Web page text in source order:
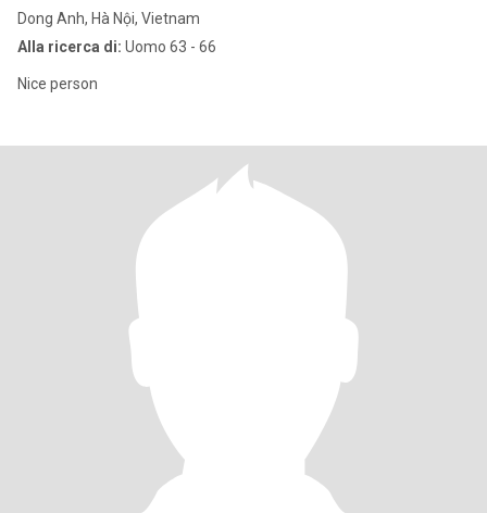
Dong Anh, Hà Nội, Vietnam
Alla ricerca di: Uomo 63 - 66
Nice person